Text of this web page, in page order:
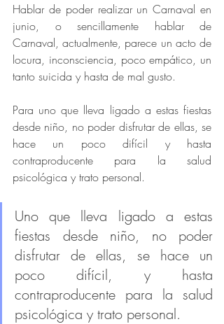
Hablar de poder realizar un Carnaval en
junio, o sencillamente hablar de
Carnaval, actualmente, parece un acto de
locura, inconsciencia, poco empático, un
tanto suicida y hasta de mal gusto.
Para uno que lleva ligado a estas fiestas
desde niño, no poder disfrutar de ellas, se
hace un poco difícil y hasta
contraproducente para la salud
psicológica y trato personal.
Uno que lleva ligado a estas
fiestas desde niño, no poder
disfrutar de ellas, se hace un
poco difícil, y hasta
contraproducente para la salud
psicológica y trato personal.